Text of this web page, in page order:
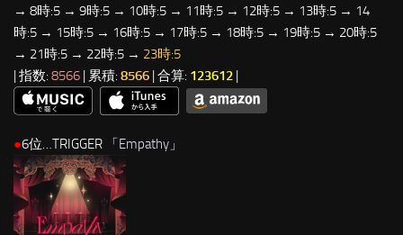
→ 8時:5 → 9時:5 → 10時:5 → 11時:5 → 12時:5 → 13時:5 → 14
時:5 → 15時:5 → 16時:5 → 17時:5 → 18時:5 → 19時:5 → 20時:5
→ 21時:5 → 22時:5 → 23時:5
| 指数: 8566 | 累積: 8566 | 合算: 123612 |
●6位…TRIGGER 「Empathy 」